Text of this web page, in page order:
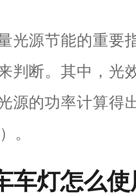
光源节能的重要
判断。其中，光
源的功率计算得
。
车灯怎么使